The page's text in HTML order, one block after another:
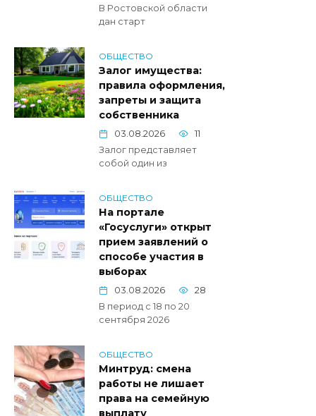
В Ростовской области
дан старт
ОБЩЕСТВО
Залог имущества:
правила оформления,
запреты и защита
собственника
03.08.2026
11
Залог представляет
собой один из
ОБЩЕСТВО
На портале
«Госуслуги» открыт
прием заявлений о
способе участия в
выборах
03.08.2026
28
В период с 18 по 20
сентября 2026
ОБЩЕСТВО
Минтруд: смена
работы не лишает
права на семейную